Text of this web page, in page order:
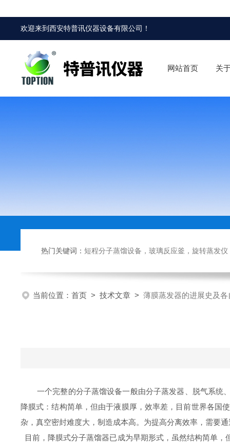
欢迎来到西安特普讯仪器设备有限公司 ！
网站首页 关
热门关键词： 短程分子蒸馏设备，玻璃反应釜，旋转蒸发
当前位置： 首页 > 技术文章 > 薄膜蒸发器的进展史及各
一个完整的分子蒸馏设备一般由分子蒸发器、脱气系统
降膜式：结构简单，但由于液膜厚，效率差，目前世界各国
杂，真空密封难度大，制造成本高。为提高分离效率，需要
目前，降膜式分子蒸馏器已成为早期形式，虽然结构简单